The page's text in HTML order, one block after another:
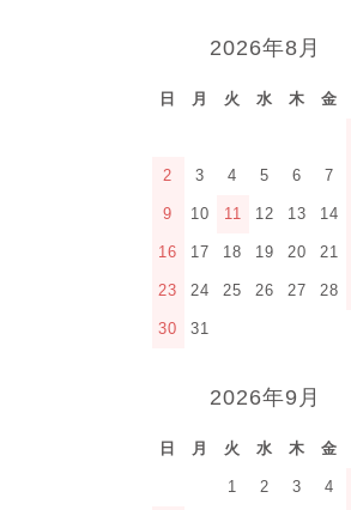
2026年8月
日 月 火 水 木 金
2 3 4 5 6 7
9 10 11 12 13 14
16 17 18 19 20 21
23 24 25 26 27 28
30 31
2026年9月
日 月 火 水 木 金
1 2 3 4